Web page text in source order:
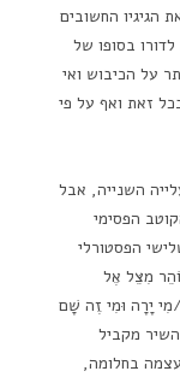
הגיגיו החשובים
בסופו של
על הכיבוש ואי
זאת ואף על פי
השנייה, אבל
הפסימי
הפסטורלי
מִצֵּל אֶל
יָרָה וּמִי זֶה שָׁם
מקביל
בחלומה,